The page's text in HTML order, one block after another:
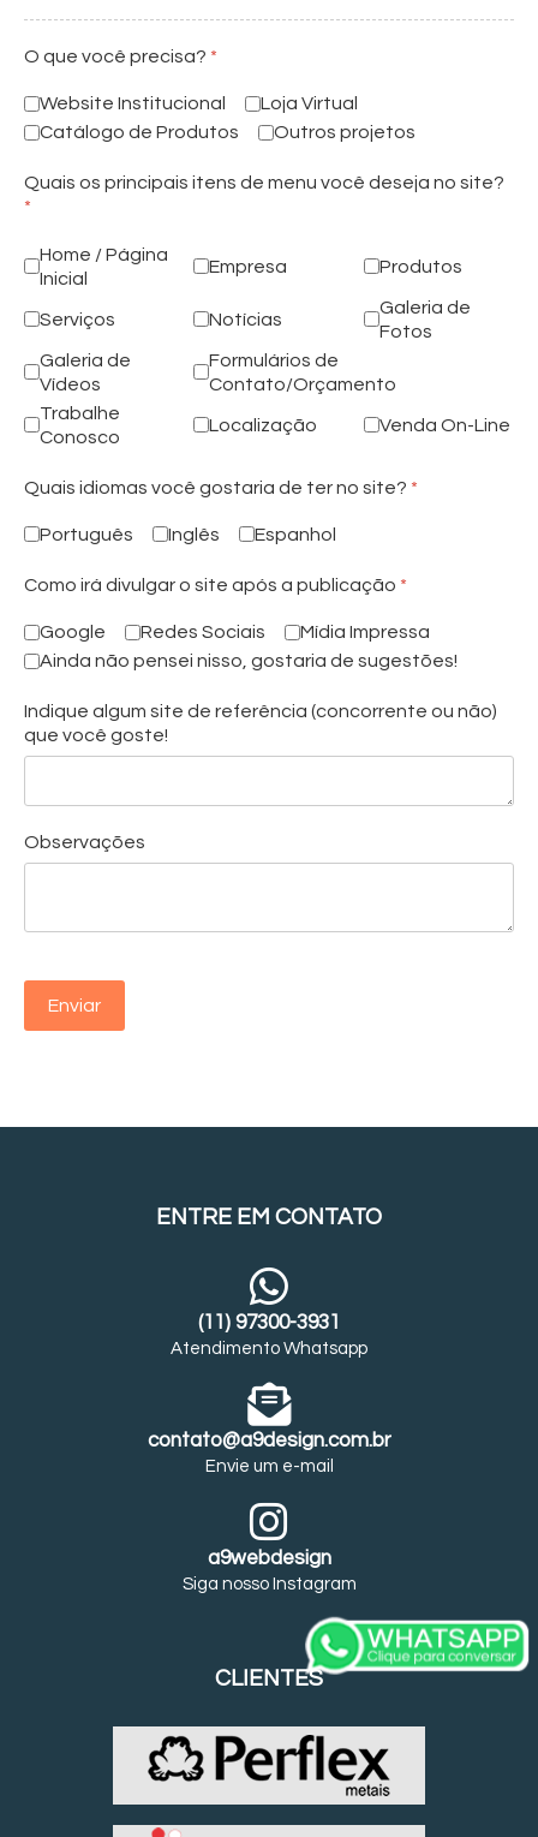
O que você precisa? *
Website Institucional
Loja Virtual
Catálogo de Produtos
Outros projetos
Quais os principais itens de menu você deseja no site?
*
Home / Página
Inicial
Empresa Produtos
Serviços Notícias
Galeria de
Fotos
Galeria de
Vídeos
Formulários de
Contato/Orçamento
Trabalhe
Conosco
Localização Venda On-Line
Quais idiomas você gostaria de ter no site? *
Português Inglês Espanhol
Como irá divulgar o site após a publicação *
Google Redes Sociais
Mídia Impressa
Ainda não pensei nisso, gostaria de sugestões!
Indique algum site de referência (concorrente ou não)
que você goste!
Observações
Enviar
ENTRE EM CONTATO
(11) 97300-3931
Atendimento Whatsapp
contato@a9design.com.br
Envie um e-mail
a9webdesign
Siga nosso Instagram
CLIENTES